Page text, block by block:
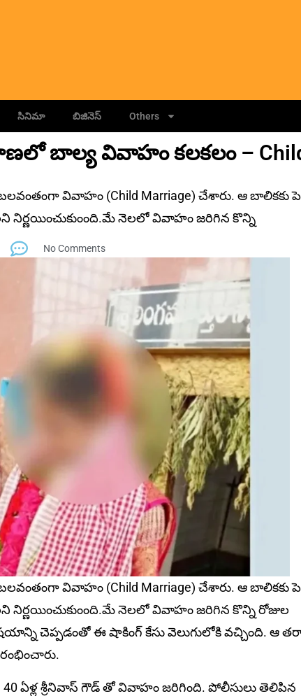
సినిమా బిజినెస్ Others
బాల్య వివాహం కలకలం –
వివాహం (Child Marriage) చేశారు. ఆ బాలికకు
నెలలో వివాహం జరిగిన కొన్ని
No Comments
వివాహం (Child Marriage) చేశారు. ఆ బాలికకు
నెలలో వివాహం జరిగిన కొన్ని రోజుల
చెప్ప‌డంతో ఈ షాకింగ్ కేసు వెలుగులోకి వచ్చింది. ఆ
40 ఏళ్ల శ్రీనివాస్ గౌడ్ తో వివాహం జరిగింది. పోలీసులు తెలిపిన